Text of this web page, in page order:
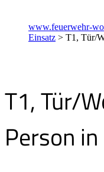
www.feuerwehr-
Einsatz > T1, Tür/
T1, Tür/
Person